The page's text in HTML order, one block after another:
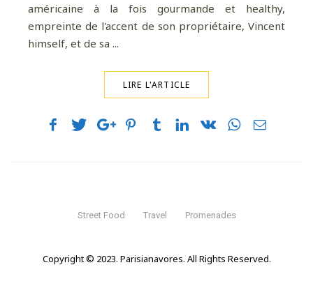
américaine à la fois gourmande et healthy,
empreinte de l'accent de son propriétaire, Vincent
himself, et de sa ...
LIRE L'ARTICLE
Street Food Travel Promenades
Copyright © 2023. Parisianavores. All Rights Reserved.